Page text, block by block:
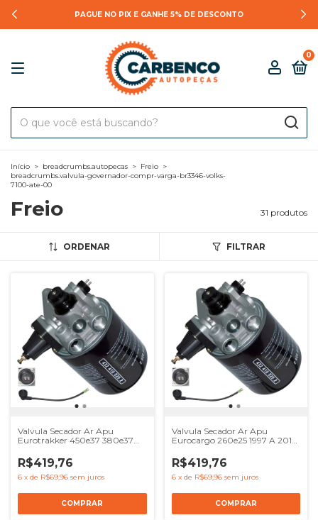
PAGUE NO PIX E GANHE 5% DE DESCONTO
0
Início > breadcrumbs.autopecas > Freio >
breadcrumbs.valvula-governador-compr-varga-br3346-volks-
7100-ate-00
Freio 31 produtos
ORDENAR FILTRAR
Valvula Secador Ar Apu
Eurotrakker 450e37 380e37
8137622 4324100000
504120057
R$419,76
6 x de R$69,96 sem juros
Valvula Secador Ar Apu
Eurocargo 260e25 1997 A 2012
4324100000 504120057
R$419,76
6 x de R$69,96 sem juros